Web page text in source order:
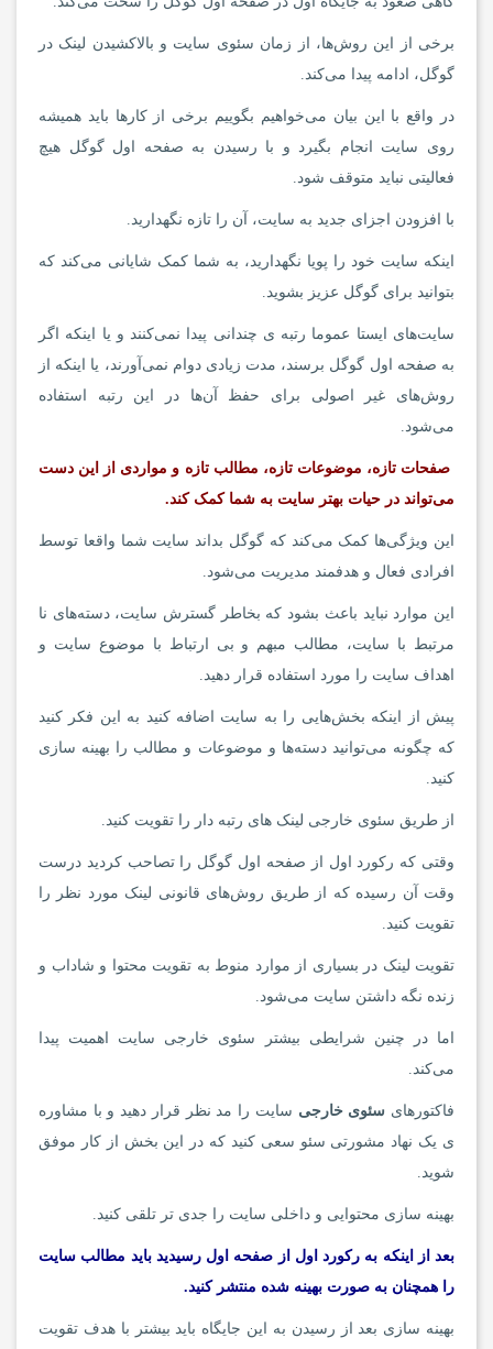
برخی از این روش‌ها، از زمان سئوی سایت و بالاکشیدن لینک در
گوگل، ادامه پیدا می‌کند.
در واقع با این بیان می‌خواهیم بگوییم برخی از کارها باید همیشه
روی سایت انجام بگیرد و با رسیدن به صفحه اول گوگل هیچ
فعالیتی نباید متوقف شود.
با افزودن اجزای جدید به سایت، آن را تازه نگهدارید.
اینکه سایت خود را پویا نگهدارید، به شما کمک شایانی می‌کند که
بتوانید برای گوگل عزیز بشوید.
سایت‌های ایستا عموما رتبه ی چندانی پیدا نمی‌کنند و یا اینکه اگر
به صفحه اول گوگل برسند، مدت زیادی دوام نمی‌آورند، یا اینکه از
روش‌های غیر اصولی برای حفظ آن‌ها در این رتبه استفاده
می‌شود.
صفحات تازه، موضوعات تازه، مطالب تازه و مواردی از این دست
می‌تواند در حیات بهتر سایت به شما کمک کند.
این ویژگی‌ها کمک می‌کند که گوگل بداند سایت شما واقعا توسط
افرادی فعال و هدفمند مدیریت می‌شود.
این موارد نباید باعث بشود که بخاطر گسترش سایت، دسته‌های نا
مرتبط با سایت، مطالب مبهم و بی ارتباط با موضوع سایت و
اهداف سایت را مورد استفاده قرار دهید.
پیش از اینکه بخش‌هایی را به سایت اضافه کنید به این فکر کنید
که چگونه می‌توانید دسته‌ها و موضوعات و مطالب را بهینه سازی
کنید.
از طریق سئوی خارجی لینک های رتبه دار را تقویت کنید.
وقتی که رکورد اول از صفحه اول گوگل را تصاحب کردید درست
وقت آن رسیده که از طریق روش‌های قانونی لینک مورد نظر را
تقویت کنید.
تقویت لینک در بسیاری از موارد منوط به تقویت محتوا و شاداب و
زنده نگه داشتن سایت می‌شود.
اما در چنین شرایطی بیشتر سئوی خارجی سایت اهمیت پیدا
می‌کند.
فاکتورهای سئوی خارجی سایت را مد نظر قرار دهید و با مشاوره
ی یک نهاد مشورتی سئو سعی کنید که در این بخش از کار موفق
شوید.
بهینه سازی محتوایی و داخلی سایت را جدی تر تلقی کنید.
بعد از اینکه به رکورد اول از صفحه اول رسیدید باید مطالب سایت
را همچنان به صورت بهینه شده منتشر کنید.
بهینه سازی بعد از رسیدن به این جایگاه باید بیشتر با هدف تقویت